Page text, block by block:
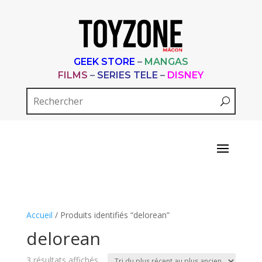
GEEK STORE – MANGAS
FILMS – SERIES TELE – DISNEY
Accueil / Produits identifiés “delorean”
delorean
Trié